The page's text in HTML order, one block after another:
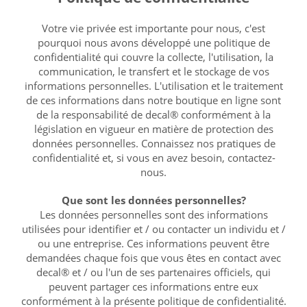
Votre vie privée est importante pour nous, c'est
pourquoi nous avons développé une politique de
confidentialité qui couvre la collecte, l'utilisation, la
communication, le transfert et le stockage de vos
informations personnelles. L'utilisation et le traitement
de ces informations dans notre boutique en ligne sont
de la responsabilité de decal® conformément à la
législation en vigueur en matière de protection des
données personnelles. Connaissez nos pratiques de
confidentialité et, si vous en avez besoin, contactez-
nous.
Que sont les données personnelles?
Les données personnelles sont des informations
utilisées pour identifier et / ou contacter un individu et /
ou une entreprise. Ces informations peuvent être
demandées chaque fois que vous êtes en contact avec
decal® et / ou l'un de ses partenaires officiels, qui
peuvent partager ces informations entre eux
conformément à la présente politique de confidentialité.
Personnelles